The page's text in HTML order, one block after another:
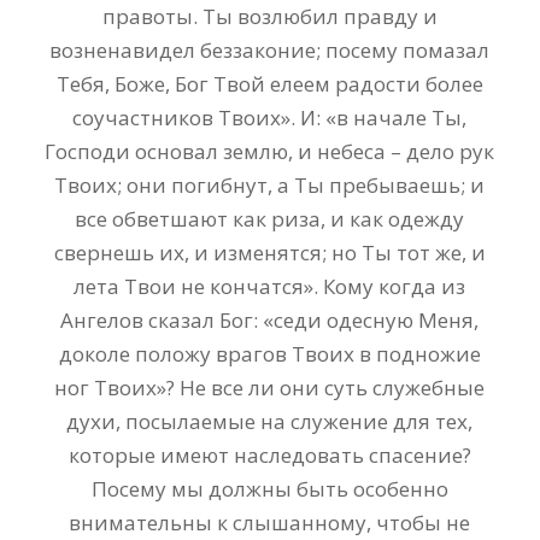
правоты. Ты возлюбил правду и
возненавидел беззаконие; посему помазал
Тебя, Боже, Бог Твой елеем радости более
соучастников Твоих». И: «в начале Ты,
Господи основал землю, и небеса – дело рук
Твоих; они погибнут, а Ты пребываешь; и
все обветшают как риза, и как одежду
свернешь их, и изменятся; но Ты тот же, и
лета Твои не кончатся». Кому когда из
Ангелов сказал Бог: «седи одесную Меня,
доколе положу врагов Твоих в подножие
ног Твоих»? Не все ли они суть служебные
духи, посылаемые на служение для тех,
которые имеют наследовать спасение?
Посему мы должны быть особенно
внимательны к слышанному, чтобы не